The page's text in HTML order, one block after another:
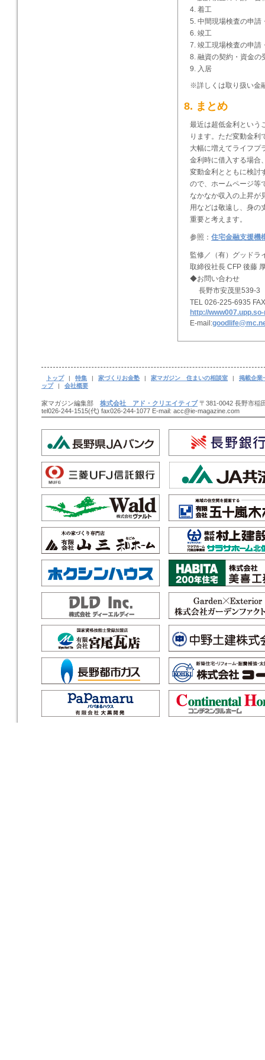
着工
中間現場検査の申請
竣工
竣工現場検査の申請
融資の契約・資金の
入居
※詳しくは取り扱い金
8. まとめ
最近は超低金利という
ります。ただ変動金利
大幅に増えてライフプ
金利時に借入する場合
変動金利とともに検討
ので、ホームページ等
なかなか収入の上昇が
用などは敬遠し、身の
重要と考えます。
参照： 住宅金融支援機
監修／（有）グッド
取締役社長 CFP 後藤
◆お問い合わせ
長野市安茂里539-3
TEL 026-225-6935
http://
E-mail:
トップ | 特集 | 家づくりお金塾 | 家マガジン 住まいの相談室 |
掲載企業
ップ
| 会社概要
家マガジン編集部 株式会社 アド・クリエイティブ〒381-0042 長野市稲
tel026-244-1515(代) fax026-244-1077 E-mail: acc@ie-magazine.com